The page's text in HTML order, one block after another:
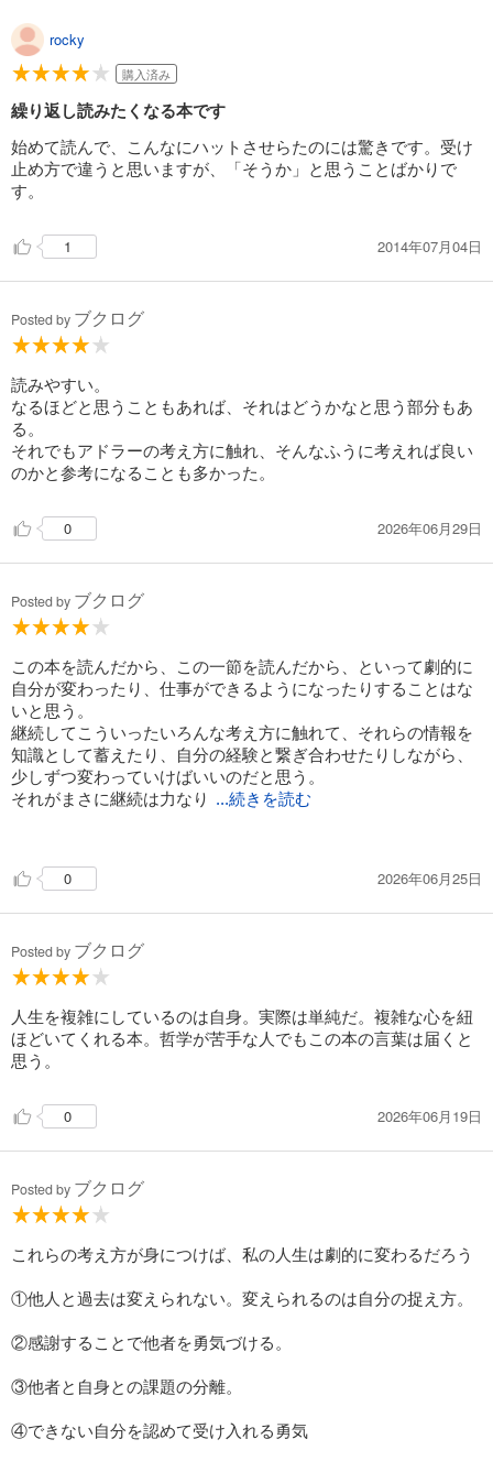
また別のアドラーの本を読みたいと思った。
①すべてあなたが決めたこと
自己決定性について
・人は過去に縛られているのではない
あなたの描く未来があなたを規定しているのだ
時に人は自ら病気になる。
「病気でなければできたのに…」
そう言い訳して安全地帯へ逃げ込み、ラクをする
・「やる気がなくなった」のではない
「やる気をなくす」という決断を
自分でしただけだ。
「変わらない」という決断を
自分でしているだけだ
・遺伝もトラウマもあなたを支配していない。
どんな過去であれ、
未来は「今ここにいるあなた」が作るのだ。
劣等感について
劣等感があるのではない。
どんなに優秀に見える人にも劣等感は存在する。
・人生をみじめにするような努力はやめるべき
・強がりはコンプレックスの裏返し。
「強く見せる」努力はやめて、
「強くなる」努力をすること
・世話好きな人は、
単に優しいのではない。
相手に自分を依存させ、
自分が重要な人物であることを
実感したいのだ。
rocky
購入済み
繰り返し読みたくなる本です
始めて読んで、こんなにハットさせらたのには驚きです。受け
止め方で違うと思いますが、「そうか」と思うことばかりで
す。
1 2014年07月04日
Posted by ブクログ
読みやすい。
なるほどと思うこともあれば、それはどうかなと思う部分もあ
る。
それでもアドラーの考え方に触れ、そんなふうに考えれば良い
のかと参考になることも多かった。
0 2026年06月29日
Posted by ブクログ
この本を読んだから、この一節を読んだから、といって劇的に
自分が変わったり、仕事ができるようになったりすることはな
いと思う。
継続してこういったいろんな考え方に触れて、それらの情報を
知識として蓄えたり、自分の経験と繋ぎ合わせたりしながら、
少しずつ変わっていけばいいのだと思う。
それがまさに継続は力なり
...続きを読む
ということは、継続=量をこなすということもやはり成長にと
ってはかなり重要だと思う。効率的な正しい成長ばかりできれ
（子どもや部下の育成のために）の両面で考えなければいけな
いなということを感じた。
自分に対しては、相手が感謝してくれようがどうだろうが、貢
他者に対しては、自ら取り組ませる。貢献してくれたら「感
謝」する。
相手の課題（どう思うかなど）には踏み込まない。
い。
0 2026年06月25日
Posted by ブクログ
人生を複雑にしているのは自身。実際は単純だ。複雑な心を紐
ほどいてくれる本。哲学が苦手な人でもこの本の言葉は届くと
思う。
0 2026年06月19日
Posted by ブクログ
これらの考え方が身につけば、私の人生は劇的に変わるだろう
①他人と過去は変えられない。変えられるのは自分の捉え方。
②感謝することで他者を勇気づける。
③他者と自身との課題の分離。
④できない自分を認めて受け入れる勇気